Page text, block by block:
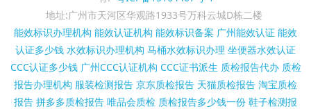
地址:广州市天河区华观路1933号万科云城D栋二楼
能效标识办理机构 能效认证机构 能效标识备案 广州能效认证 能效
认证多少钱 水效标识办理机构 马桶水效标识办理 坐便器水效认证
CCC认证多少钱 广州CCC认证机构 CCC证书派生 质检报告代办 质检
报告办理机构 服装检测报告 京东质检报告 天猫质检报告 淘宝质检
报告 拼多多质检报告 唯品会质检 质检报告多少钱一份 鞋子检测报